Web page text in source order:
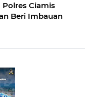
Ciamis
Beri Imbauan